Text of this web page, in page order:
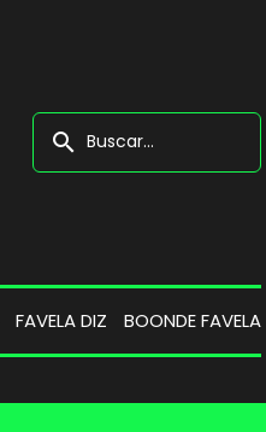
search
FAVELA DIZ BOONDE FAVELA